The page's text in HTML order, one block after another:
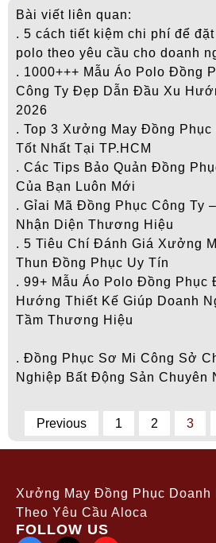
Bài viết liên quan:
. 5 cách tiết kiệm chi phí để
polo theo yêu cầu cho doanh
. 1000+++ Mẫu Áo Polo Đồng
Công Ty Đẹp Dẫn Đầu Xu
2026
. Top 3 Xưởng May Đồng Phục
Tốt Nhất Tại TP.HCM
. Các Tips Bảo Quản Đồng
Của Bạn Luôn Mới
. Gỉai Mã Đồng Phục Công Ty
Nhận Diện Thương Hiệu
. 5 Tiêu Chí Đánh Giá Xưởng
Thun Đồng Phục Uy Tín
. 99+ Mẫu Áo Polo Đồng Phục
Hướng Thiết Kế Giúp Doanh
Tầm Thương Hiệu
. Đồng Phục Sơ Mi Công Sở
Nghiệp Bất Động Sản Chuyên
Previous
1 2 3
Xưởng May Đồng Phục Doanh
Theo Yêu Cầu Aloca
FOLLOW US